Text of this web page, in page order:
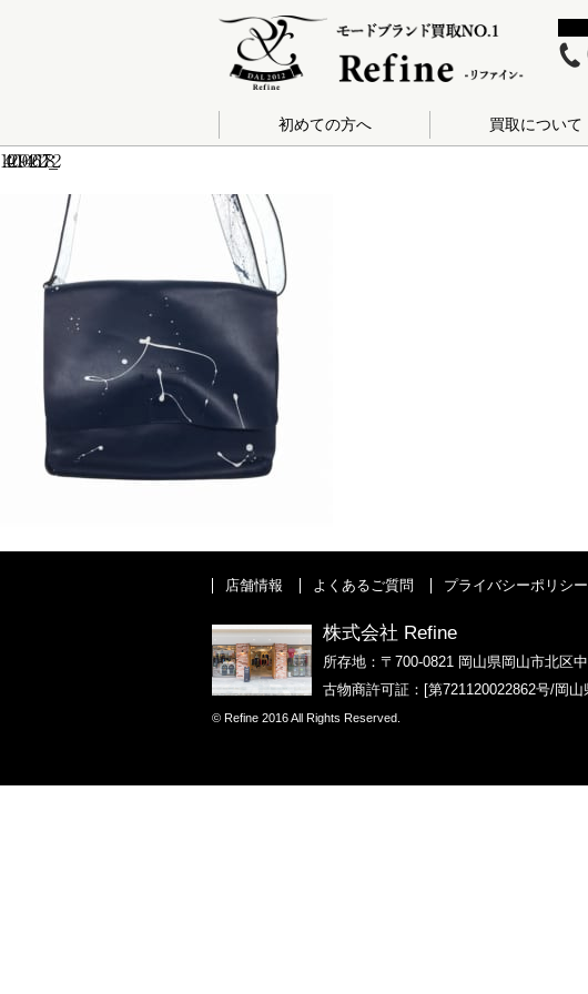
初めての方へ 買取について
140-201904261278_2
店舗情報 よくあるご質問 プライバシーポリシー
株式会社 Refine
所存地：〒700-0821 岡山県岡山市北区
古物商許可証：[第721120022862号/岡山
© Refine 2016 All Rights Reserved.